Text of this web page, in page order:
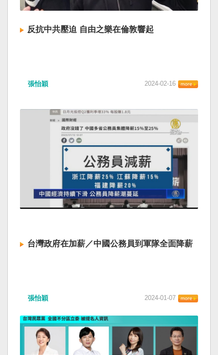
反抗中共壓迫 自由之樂在倫敦響起
張怡穎 2024-02-16
台灣政府在加薪／中國公務員到軍隊全面降薪
張怡穎 2024-01-07